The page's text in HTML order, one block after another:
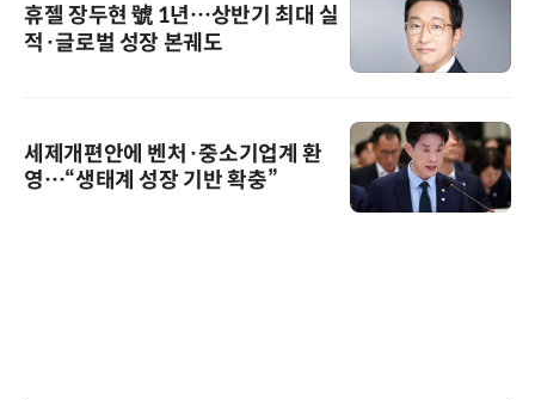
휴젤 장두현 號 1년…상반기 최대 실
적·글로벌 성장 본궤도
세제개편안에 벤처·중소기업계 환
영…“생태계 성장 기반 확충”